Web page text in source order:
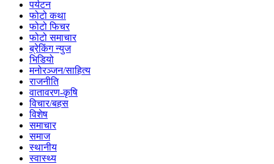
पर्यटन
फोटो कथा
फोटो फिचर
फोटो समाचार
ब्रेकिंग न्युज
भिडियो
मनोरञ्जन/साहित्य
राजनीति
वातावरण-कृषि
विचार/बहस
विशेष
समाचार
समाज
स्थानीय
स्वास्थ्य